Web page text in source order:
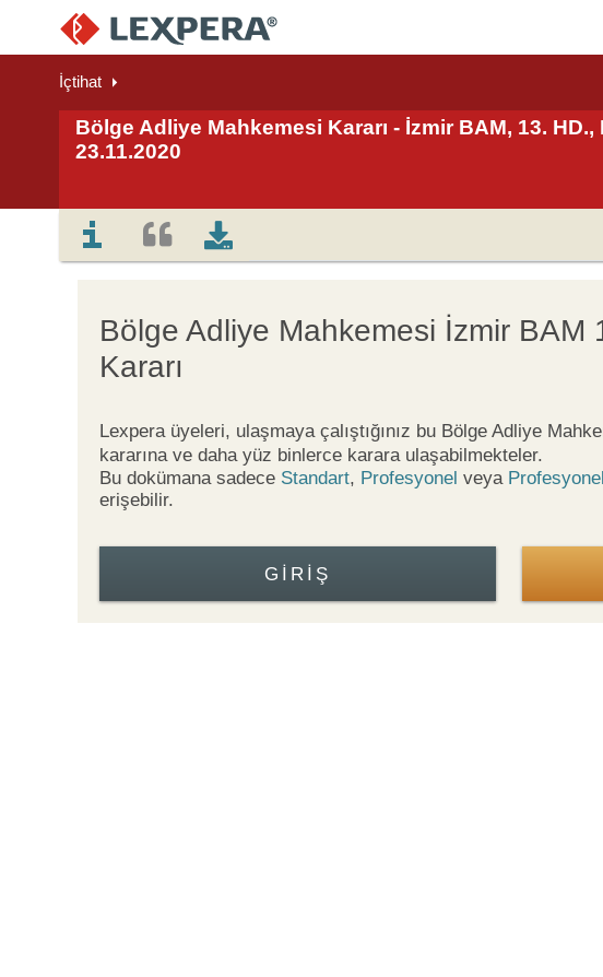
İçtihat
Bölge Adliye Mahkemesi Kararı - İzmir BAM, 13. HD.,
23.11.2020
Bölge Adliye Mahkemesi İzmir BAM
Kararı
Lexpera üyeleri, ulaşmaya çalıştığınız bu Bölge Adliye
kararına ve daha yüz binlerce karara ulaşabilmekteler.
Bu dokümana sadece Standart, Profesyonel veya
erişebilir.
GIRIŞ